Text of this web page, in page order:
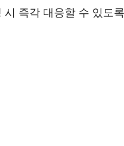
즉각 대응할 수 있도